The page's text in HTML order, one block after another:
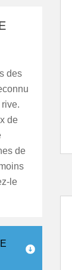
des
de
de
le